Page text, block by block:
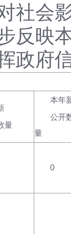
社会
反映
政府
量
本年
公开
量
0